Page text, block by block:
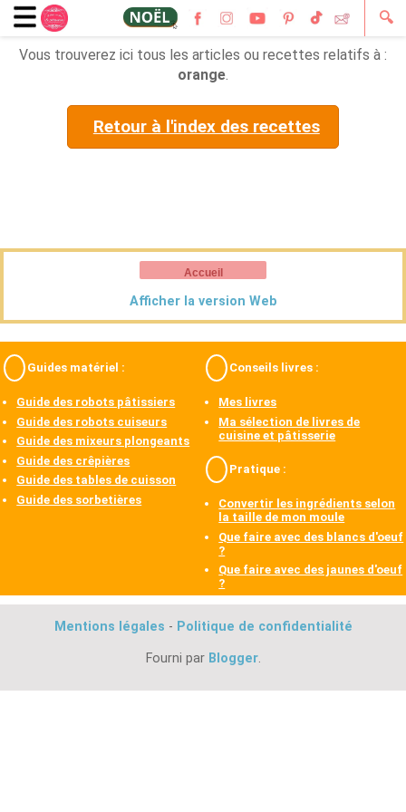
🔍
Vous trouverez ici tous les articles ou recettes relatifs à :
orange
Retour à l'index des recettes
Accueil
Afficher la version Web
Guides matériel :
Guide des robots pâtissiers
Guide des robots cuiseurs
Guide des mixeurs plongeants
Guide des crêpières
Guide des tables de cuisson
Guide des sorbetières
Conseils livres :
Mes livres
Ma sélection de livres de
cuisine et pâtisserie
Pratique :
Convertir les ingrédients selon
la taille de mon moule
Que faire avec des blancs d'oeuf
?
Que faire avec des jaunes d'oeuf
?
Mentions légales - Politique de confidentialité
Fourni par Blogger.